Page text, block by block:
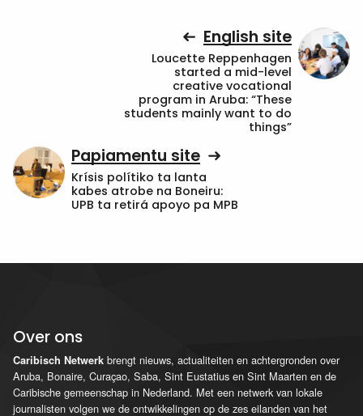
English site
Loucette Reppenhagen
started a mid-level
creative vocational
program in Aruba: “These
students mainly want to do
things”
Papiamentu site
Krísis polítiko ta lanta
kabes atrobe na Boneiru:
UPB ta retirá apoyo pa MPB
Over ons
Caribisch Netwerk brengt nieuws, actualiteiten en achtergronden over
Aruba, Bonaire, Curaçao, Saba, Sint Eustatius en Sint Maarten en de
Caribische gemeenschap in Nederland. Met een netwerk van lokale
journalisten volgen we de ontwikkelingen op de zes eilanden van het